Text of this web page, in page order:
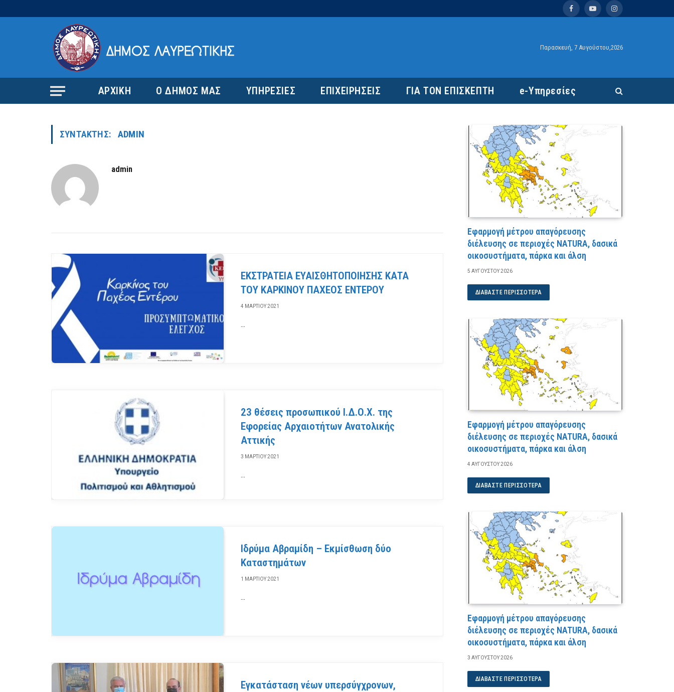
FacebookYouTubeInstagram
Παρασκευή, 7 Αυγούστου,2026
ΑΡΧΙΚΗ Ο ΔΗΜΟΣ ΜΑΣ ΥΠΗΡΕΣΙΕΣ ΕΠΙΧΕΙΡΗΣΕΙΣ ΓΙΑ ΤΟΝ ΕΠΙΣΚΕΠΤΗ e-Υπηρεσίες
ΣΥΝΤΆΚΤΗΣ: ADMIN
admin
ΕΚΣΤΡΑΤΕΙΑ ΕΥΑΙΣΘΗΤΟΠΟΙΗΣΗΣ ΚΑΤΑ
ΤΟΥ ΚΑΡΚΙΝΟΥ ΠΑΧΕΟΣ ΕΝΤΕΡΟΥ
4 ΜΑΡΤΊΟΥ 2021
…
23 θέσεις προσωπικού Ι.Δ.Ο.Χ. της
Εφορείας Αρχαιοτήτων Ανατολικής
Αττικής
3 ΜΑΡΤΊΟΥ 2021
…
Ιδρύμα Αβραμίδη – Εκμίσθωση δύο
Καταστημάτων
1 ΜΑΡΤΊΟΥ 2021
…
Εγκατάσταση νέων υπερσύγχρονων,
Εφαρμογή μέτρου απαγόρευσης
διέλευσης σε περιοχές NATURA, δασικά
οικοσυστήματα, πάρκα και άλση
5 ΑΥΓΟΎΣΤΟΥ 2026
ΔΙΑΒΆΣΤΕ ΠΕΡΙΣΣΌΤΕΡΑ
Εφαρμογή μέτρου απαγόρευσης
διέλευσης σε περιοχές NATURA, δασικά
οικοσυστήματα, πάρκα και άλση
4 ΑΥΓΟΎΣΤΟΥ 2026
ΔΙΑΒΆΣΤΕ ΠΕΡΙΣΣΌΤΕΡΑ
Εφαρμογή μέτρου απαγόρευσης
διέλευσης σε περιοχές NATURA, δασικά
οικοσυστήματα, πάρκα και άλση
3 ΑΥΓΟΎΣΤΟΥ 2026
ΔΙΑΒΆΣΤΕ ΠΕΡΙΣΣΌΤΕΡΑ